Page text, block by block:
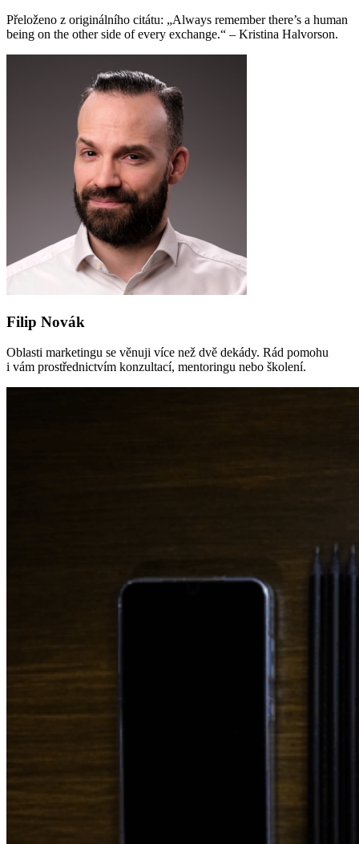
Přeloženo z originálního citátu: „Always remember there’s a human
being on the other side of every exchange.“ – Kristina Halvorson.
Filip Novák
Oblasti marketingu se věnuji více než dvě dekády. Rád pomohu
i vám prostřednictvím konzultací, mentoringu nebo školení.